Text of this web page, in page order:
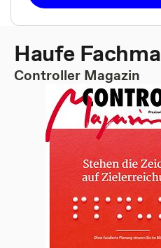
Haufe
Controller Magazin